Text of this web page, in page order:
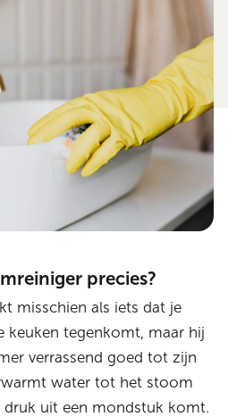
precies?
misschien als iets dat je
keuken tegenkomt, maar hij
verrassend goed tot zijn
water tot het stoom
uit een mondstuk komt.